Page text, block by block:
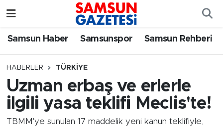
Samsun Haber Samsunspor Samsun Rehberi
HABERLER TÜRKIYE
Uzman erbaş ve erlerle
ilgili yasa teklifi Meclis'te!
TBMM'ye sunulan 17 maddelik yeni kanun teklifiyle,
Samsun Haber
Samsunspor
Samsun Rehberi
Resmi İlanlar
Samsun Nöbetçi Eczaneler
Samsun Hava Durumu
SAMSUN Namaz Vakitleri
Samsun Trafik Yoğunluk Haritası